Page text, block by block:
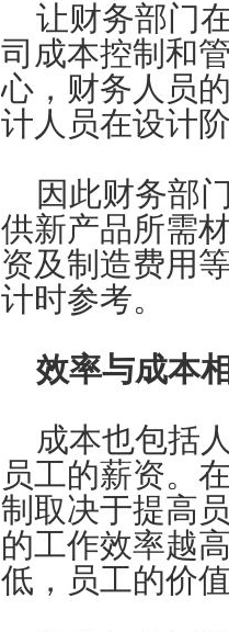
让财务部门
司成本控制和
心，财务人员
计人员在设计
因此财务部
供新产品所需
资及制造费用
计时参考。
效率与成本
成本也包括
员工的薪资。
制取决于提高
的工作效率越
低，员工的价